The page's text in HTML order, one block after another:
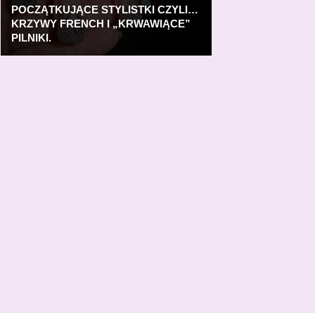
POCZĄTKUJĄCE STYLISTKI CZYLI…
KRZYWY FRENCH I „KRWAWIĄCE”
PILNIKI.